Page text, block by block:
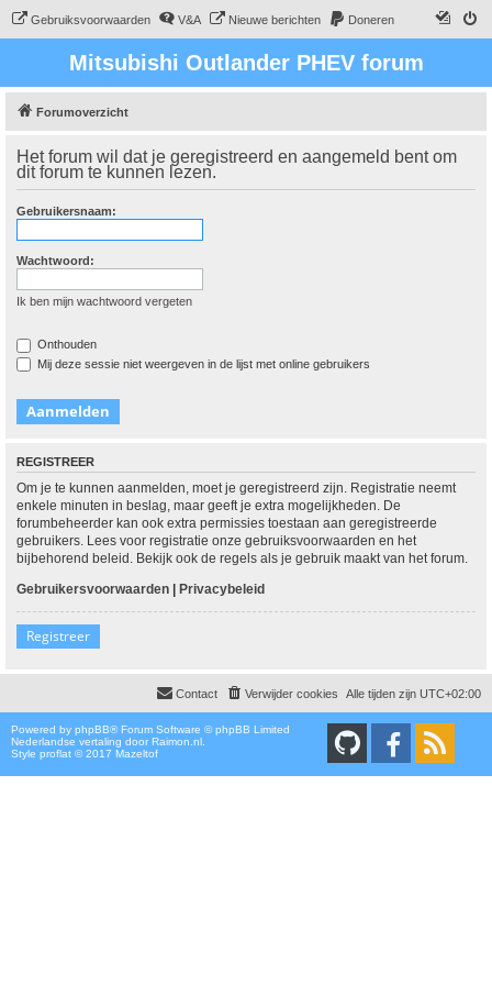
Gebruiksvoorwaarden V&A Nieuwe berichten Doneren
Mitsubishi Outlander PHEV forum
Forumoverzicht
Het forum wil dat je geregistreerd en aangemeld bent om
dit forum te kunnen lezen.
Gebruikersnaam:
Wachtwoord:
Ik ben mijn wachtwoord vergeten
Onthouden
Mij deze sessie niet weergeven in de lijst met online gebruikers
REGISTREER
Om je te kunnen aanmelden, moet je geregistreerd zijn. Registratie neemt
enkele minuten in beslag, maar geeft je extra mogelijkheden. De
forumbeheerder kan ook extra permissies toestaan aan geregistreerde
gebruikers. Lees voor registratie onze gebruiksvoorwaarden en het
bijbehorend beleid. Bekijk ook de regels als je gebruik maakt van het forum.
Gebruikersvoorwaarden | Privacybeleid
Registreer
Alle tijden zijn UTC+02:00
Verwijder cookies
Contact
Powered by phpBB® Forum Software © phpBB Limited
Nederlandse vertaling door Raimon.nl
Style proflat © 2017 Mazeltof